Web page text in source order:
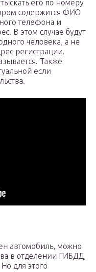
его по номеру
содержится ФИО
телефона и
В этом случае будут
человека, а не
регистрации.
Также
если
автомобиль, можно
в отделении ГИБДД,
для этого